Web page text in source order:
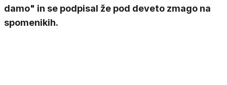
damo" in se podpisal že pod deveto zmago na
spomenikih.